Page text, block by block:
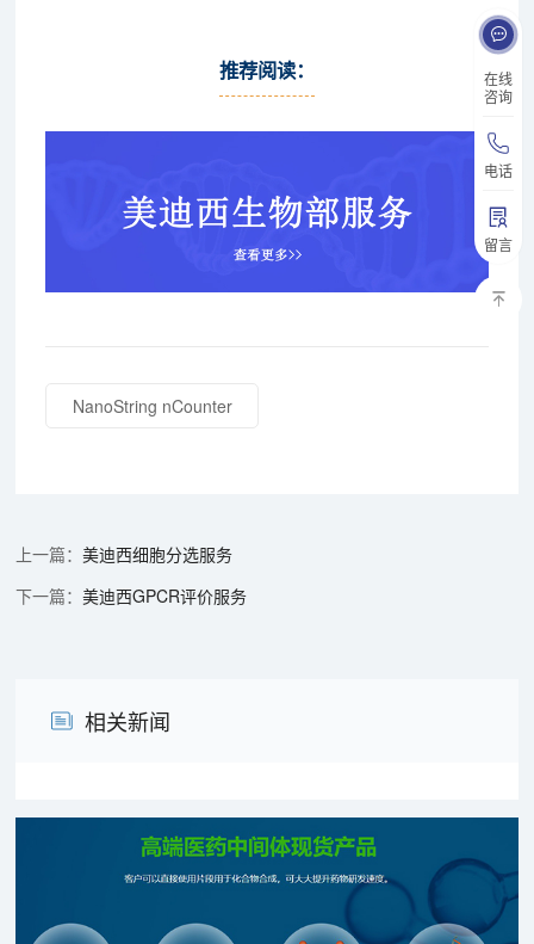
在线
咨询
电话
留言
推荐阅读：
NanoString nCounter
美迪西细胞分选服务
美迪西GPCR评价服务
相关新闻